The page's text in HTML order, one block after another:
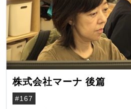
株式会社マーナ 後篇
#167